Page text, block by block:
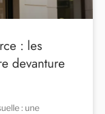
: les
devanture
: une